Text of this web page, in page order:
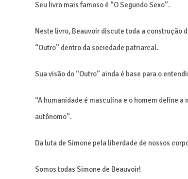
Seu livro mais famoso é “O Segundo Sexo”.
Neste livro, Beauvoir discute toda a construção
“Outro” dentro da sociedade patriarcal.
Sua visão do “Outro” ainda é base para o
“A humanidade é masculina e o homem define
autônomo”.
Da luta de Simone pela liberdade de nossos
Somos todas Simone de Beauvoir!